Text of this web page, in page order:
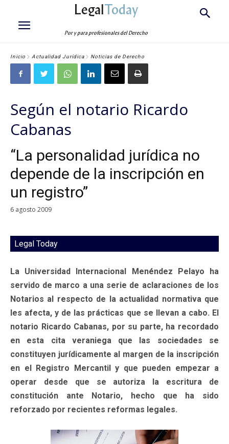
LegalToday
Por y para profesionales del Derecho
Inicio Actualidad Jurídica Noticias de Derecho
Según el notario Ricardo
Cabanas
“La personalidad jurídica no
depende de la inscripción en
un registro”
6 agosto 2009
Legal Today
La Universidad Internacional Menéndez Pelayo ha
servido de marco a una serie de aclaraciones de los
Notarios al respecto de la actualidad normativa que
les afecta, y de las prácticas que se llevan a cabo. El
notario Ricardo Cabanas, por su parte, ha recordado
en esta cita veraniega que las sociedades se
constituyen jurídicamente al margen de la inscripción
en el Registro Mercantil y que pueden empezar a
operar desde que se autoriza la escritura de
constitución ante Notario, hecho que ha sido
reforzado por recientes reformas legales.